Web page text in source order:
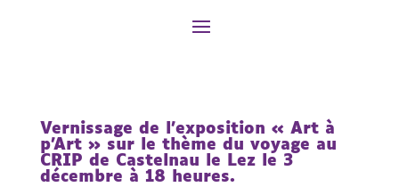
Vernissage de l’exposition « Art à
p’Art » sur le thème du voyage au
CRIP de Castelnau le Lez le 3
décembre à 18 heures.